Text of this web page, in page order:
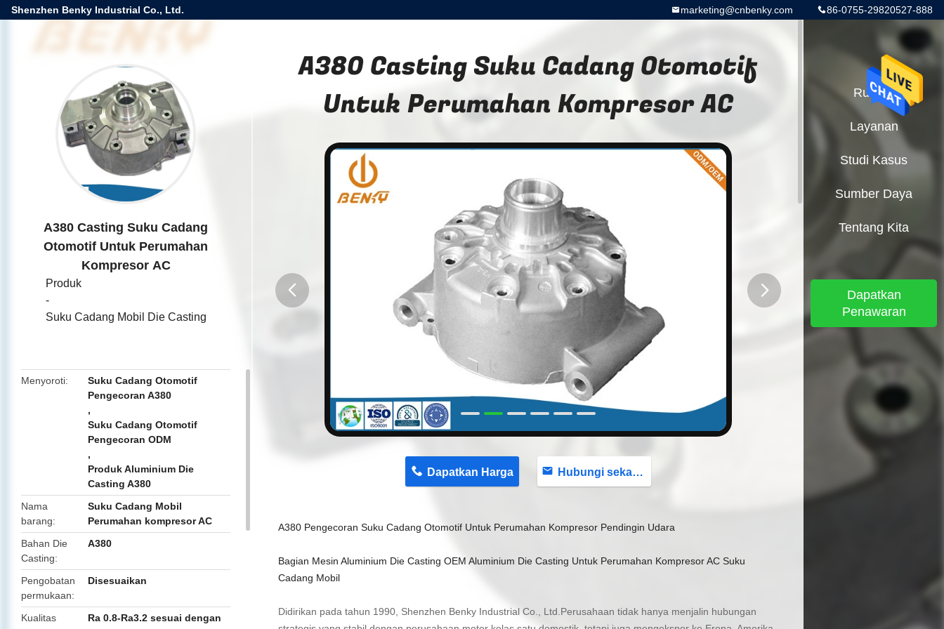
Shenzhen Benky Industrial Co., Ltd. 86-0755-29820527-888
marketing@cnbenky.com
A380 Casting Suku Cadang
Otomotif Untuk Perumahan
Kompresor AC
Produk
-
Suku Cadang Mobil Die Casting
Menyoroti
Suku Cadang Otomotif
Pengecoran A380
,
Suku Cadang Otomotif
Pengecoran ODM
,
Produk Aluminium Die
Casting A380
Nama
barang
Suku Cadang Mobil
Perumahan kompresor AC
Bahan Die
Casting
A380
Pengobatan
permukaan
Disesuaikan
Kualitas
Ra 0.8-Ra3.2 sesuai dengan
A380 Casting Suku Cadang Otomotif
Untuk Perumahan Kompresor AC
Dapatkan Harga Hubungi sekarang
A380 Pengecoran Suku Cadang Otomotif Untuk Perumahan Kompresor Pendingin Udara
Bagian Mesin Aluminium Die Casting OEM Aluminium Die Casting Untuk Perumahan Kompresor AC Suku
Cadang Mobil
Didirikan pada tahun 1990, Shenzhen Benky Industrial Co., Ltd.Perusahaan tidak hanya menjalin hubungan
Rumah
Layanan
Studi Kasus
Sumber Daya
Tentang Kita
Dapatkan
Penawaran